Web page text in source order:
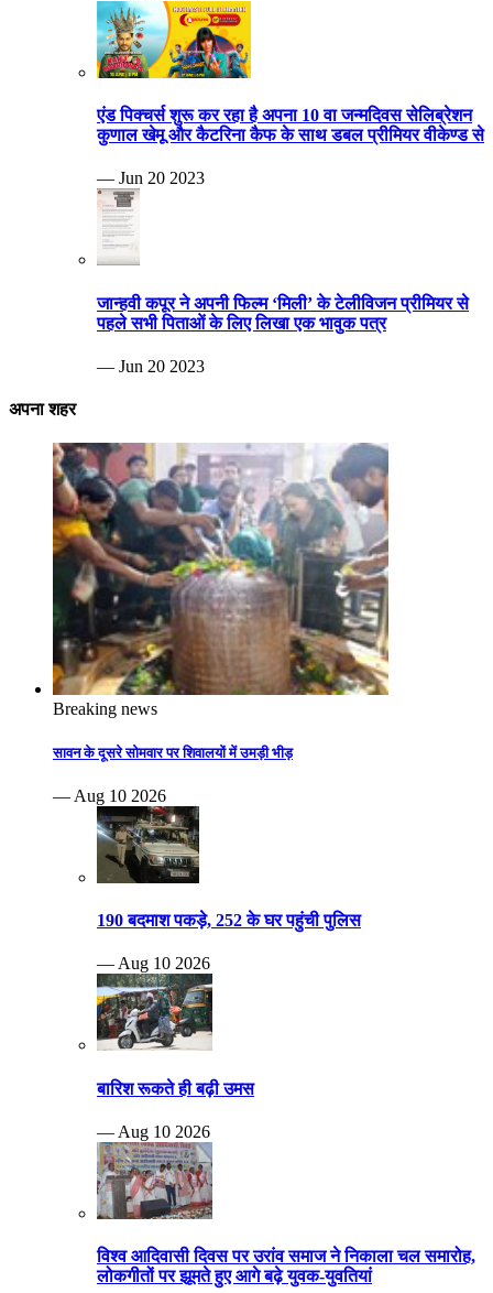
एंड पिक्चर्स शुरू कर रहा है अपना 10 वा जन्मदिवस सेलिब्रेशन
कुणाल खेमू और कैटरिना कैफ के साथ डबल प्रीमियर वीकेण्ड से
— Jun 20 2023
जान्हवी कपूर ने अपनी फिल्म ‘मिली’ के टेलीविजन प्रीमियर से
पहले सभी पिताओं के लिए लिखा एक भावुक पत्र
— Jun 20 2023
अपना शहर
Breaking news
सावन के दूसरे सोमवार पर शिवालयों में उमड़ी भीड़
— Aug 10 2026
190 बदमाश पकड़े, 252 के घर पहुंची पुलिस
— Aug 10 2026
बारिश रूकते ही बढ़ी उमस
— Aug 10 2026
विश्व आदिवासी दिवस पर उरांव समाज ने निकाला चल समारोह,
लोकगीतों पर झूमते हुए आगे बढ़े युवक-युवतियां